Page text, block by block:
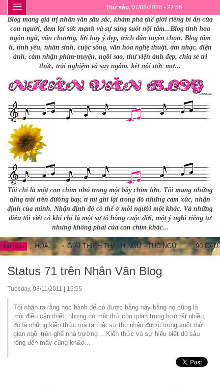
Thứ sáu, 07/08/2026 - 22:56
Blog mang giá trị nhân văn sâu sắc, khám phá thế giới riêng bí ẩn của
con người, đem lại sức mạnh và sự sáng suốt nội tâm...Blog tinh hoa
ngôn ngữ, văn chương, lời hay ý đẹp, trích dẫn tuyển chọn. Blog tâm
lí, tình yêu, nhân sinh, cuộc sống, văn hóa nghệ thuật, âm nhạc, điện
ảnh, cảm nhận phim-truyện, ngôi sao, thư viện ảnh đẹp, chia sẻ tri
thức, trải nghiệm và suy ngẫm, kết nối ước mơ...
Tôi chỉ là một con chim nhỏ trong một bầy chim lớn. Tôi mang những
từng trải trên đường bay, tỉ mỉ ghi lại trong đó những cảm xúc, nhận
định của mình. Nhận định đó có thể ở mỗi người một khác. Và những
điều tôi viết có khi chỉ là một sự tô hồng cuộc đời, một ý nghĩ riêng tư
nhưng không phải của con chim khác...
Tin mới
HOA GIẢI THÍCH THÀNH NGỮ - TỤC NGỮ 90 CÂU
Status 71 trên Nhân Văn Blog
Tuesday, 08/11/2011 | 15:55
Tôi nhận ra rằng học hành để có được bằng này bằng nọ cũng là
một điều cần thiết, nhưng có một thứ còn quan trọng hơn rất nhiều,
đó là những kiến thức mà ta thật sự thu nhận được trong suốt thời
gian ngồi trên ghế nhà trường… Kiến thức và sự hiểu biết dù sâu
rộng đến mấy cũng kh&o...